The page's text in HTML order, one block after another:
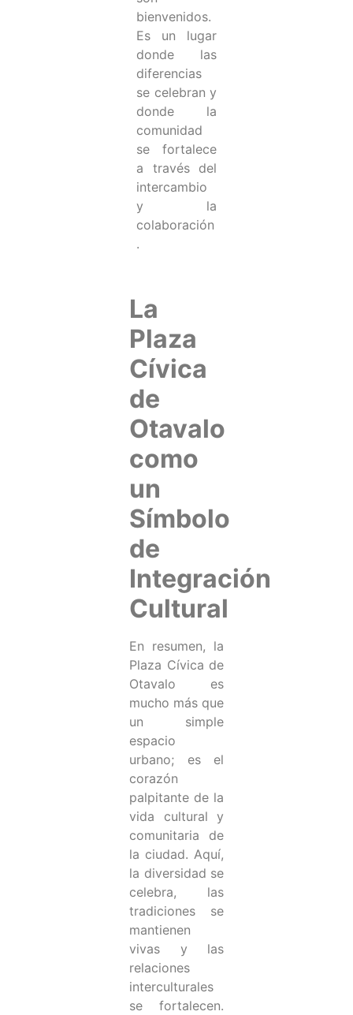
bienvenidos.
Es un lugar
donde las
diferencias
se celebran y
donde la
comunidad
se fortalece
a través del
intercambio
y la
colaboración
.
La
Plaza
Cívica
de
Otavalo
como
un
Símbolo
de
Integración
Cultural
En resumen, la
Plaza Cívica de
Otavalo es
mucho más que
un simple
espacio
urbano; es el
corazón
palpitante de la
vida cultural y
comunitaria de
la ciudad. Aquí,
la diversidad se
celebra, las
tradiciones se
mantienen
vivas y las
relaciones
interculturales
se fortalecen.